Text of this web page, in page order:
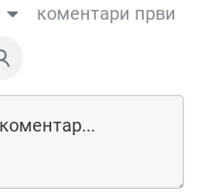
коментари први